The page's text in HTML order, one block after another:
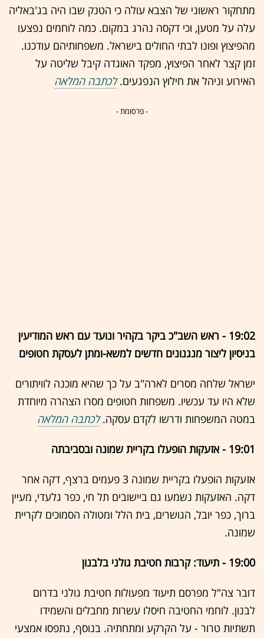
מתחקור ראשוני של הצבא עולה כי הטנק שבו היה בג'באליה
עלה על מטען, וכי דקסה נהרג במקום. כמה לוחמים נפצעו
מהפיצוץ ופונו לבתי החולים בישראל. משפחותיהם עודכנו.
זמן קצר לאחר הפיצוץ, מפקד האוגדה קיבל שליטה על
האירוע וניהל את חילוץ הנפגעים.לכתבה המלאה
- פרסומת -
19:02 - ראש השב"כ ביקר בקהיר ונועד עם ראש המודיעין
בניסיון ליצור מנגנונים חדשים למשא-ומתן לעסקת חטופים
ישראל שלחה מסרים לארה"ב על כך שהיא מוכנה לוויתורים
שלא היו עד עכשיו. משפחות חטופים מסרו הצהרה מיוחדת
במטה המשפחות ודרשו לקדם עסקה.לכתבה המלאה
19:01 - אזעקות הופעלו בקריית שמונה ובסביבתה
אזעקות הופעלו בקריית שמונה 3 פעמים ברצף, דקה אחר
דקה. האזעקות נשמעו גם ביישובים תל חי, כפר גלעדי, מעיין
ברוך, כפר יובל, הגושרים, בית הלל ומטולה הסמוכים לקריית
שמונה.
19:00 - תיעוד: קרבות חטיבת גולני בלבנון
דובר צה"ל מפרסם תיעוד מפעולות חטיבת גולני בדרום
לבנון. לוחמי החטיבה חיסלו עשרות מחבלים והשמידו
תשתיות טרור - על הקרקע ומתחתיה. בנוסף, נתפסו אמצעי